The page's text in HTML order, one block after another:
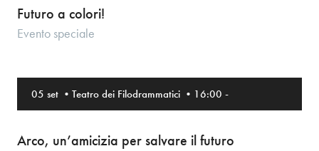
Futuro a colori!
Evento speciale
05 set • Teatro dei Filodrammatici • 16:00 -
Arco, un’amicizia per salvare il futuro